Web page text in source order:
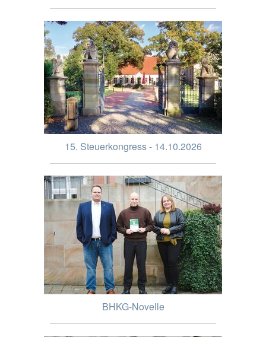
15. Steuerkongress - 14.10.2026
BHKG-Novelle